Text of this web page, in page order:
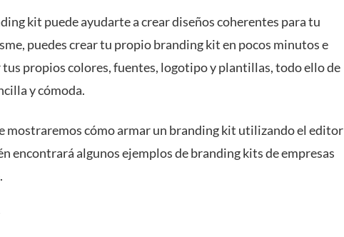
kit puede ayudarte a crear diseños coherentes para tu
puedes crear tu propio branding kit en pocos minutos e
propios colores, fuentes, logotipo y plantillas, todo ello de
y cómoda.
mostraremos cómo armar un branding kit utilizando el editor
encontrará algunos ejemplos de branding kits de empresas